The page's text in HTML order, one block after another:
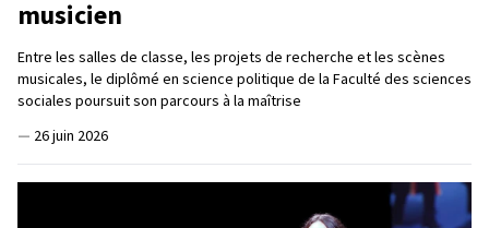
musicien
Entre les salles de classe, les projets de recherche et les scènes
musicales, le diplômé en science politique de la Faculté des sciences
sociales poursuit son parcours à la maîtrise
— 26 juin 2026